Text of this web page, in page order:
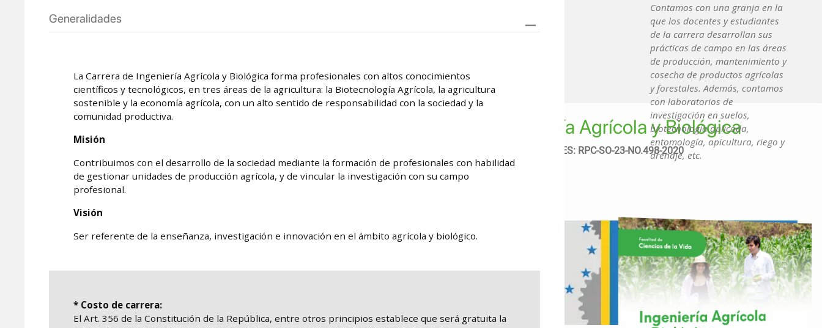
Ingeniería Agrícola y Biológica
RESOLUCIÓN CES: RPC-SO-23-NO.498-2020
Generalidades
La Carrera de Ingeniería Agrícola y Biológica forma profesionales con altos conocimientos
científicos y tecnológicos, en tres áreas de la agricultura: la Biotecnología Agrícola, la agricultura
sostenible y la economía agrícola, con un alto sentido de responsabilidad con la sociedad y la
comunidad productiva.
Misión
Contribuimos con el desarrollo de la sociedad mediante la formación de profesionales con habilidad
de gestionar unidades de producción agrícola, y de vincular la investigación con su campo
profesional.
Visión
Ser referente de la enseñanza, investigación e innovación en el ámbito agrícola y biológico.
* Costo de carrera:
El Art. 356 de la Constitución de la República, entre otros principios establece que será gratuita la
Contamos con una granja en la
que los docentes y estudiantes
de la carrera desarrollan sus
prácticas de campo en las áreas
de producción, mantenimiento y
cosecha de productos agrícolas
y forestales. Además, contamos
con laboratorios de
investigación en suelos,
biotecnología aplicada,
entomología, apicultura, riego y
drenaje, etc.